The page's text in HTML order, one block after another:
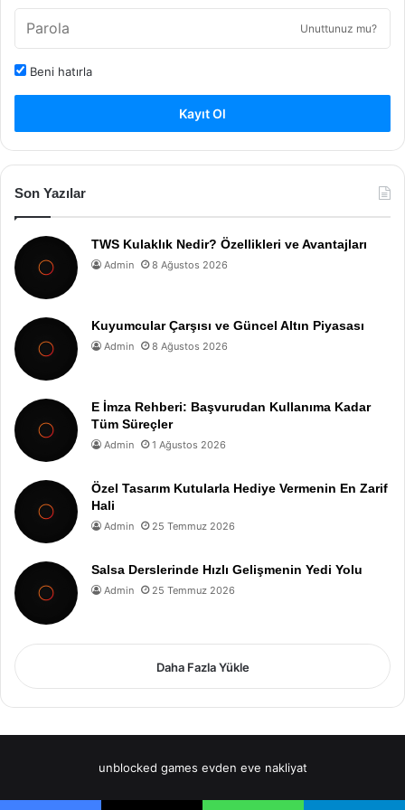
Unuttunuz mu?
Beni hatırla
Kayıt Ol
Son Yazılar
TWS Kulaklık Nedir? Özellikleri ve Avantajları
Admin 8 Ağustos 2026
Kuyumcular Çarşısı ve Güncel Altın Piyasası
Admin 8 Ağustos 2026
E İmza Rehberi: Başvurudan Kullanıma Kadar
Tüm Süreçler
Admin 1 Ağustos 2026
Özel Tasarım Kutularla Hediye Vermenin En Zarif
Hali
Admin 25 Temmuz 2026
Salsa Derslerinde Hızlı Gelişmenin Yedi Yolu
Admin 25 Temmuz 2026
Daha Fazla Yükle
unblocked games evden eve nakliyat